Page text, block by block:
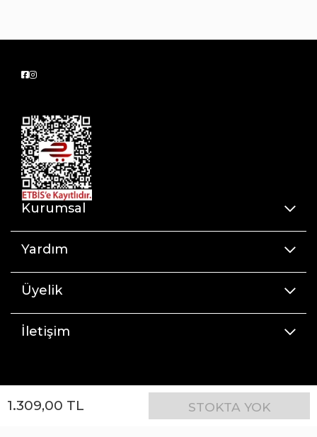
1.309,00 TL STOKTA YOK
Kurumsal
Yardım
Üyelik
İletişim